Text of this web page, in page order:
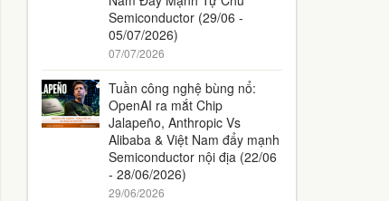
Semiconductor (29/06 -
05/07/2026)
07/07/2026
Tuần công nghệ bùng nổ:
OpenAI ra mắt Chip
Jalapeño, Anthropic Vs
Alibaba & Việt Nam đẩy mạnh
Semiconductor nội địa (22/06
- 28/06/2026)
29/06/2026